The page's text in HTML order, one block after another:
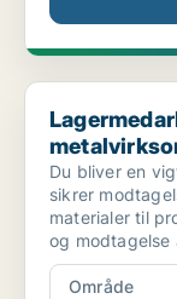
Du bliver en
sikrer
materialer til
og modtagelse
Område